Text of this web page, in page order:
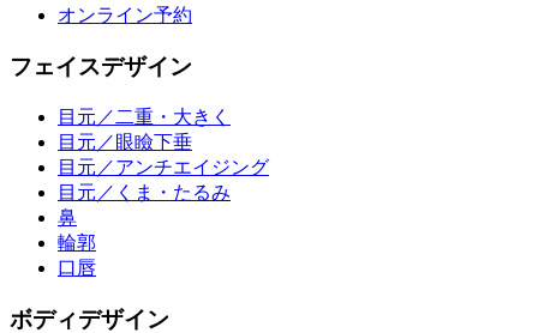
オンライン予約
フェイスデザイン
目元／二重・大きく
目元／眼瞼下垂
目元／アンチエイジング
目元／くま・たるみ
鼻
輪郭
口唇
ボディデザイン